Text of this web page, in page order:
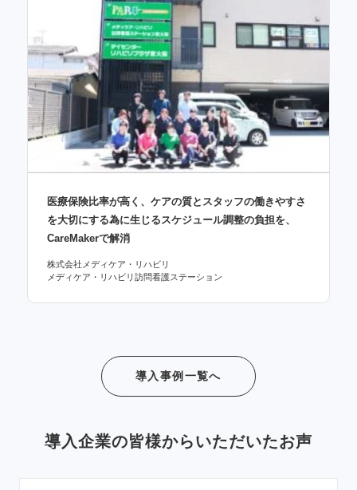
医療保険比率が高く、ケアの質とスタッフの働きやすさ
を大切にする為に生じるスケジュール調整の負担を、
CareMakerで解消
株式会社メディケア・リハビリ
メディケア・リハビリ訪問看護ステーション
導入事例一覧へ
導入企業の皆様からいただいたお声